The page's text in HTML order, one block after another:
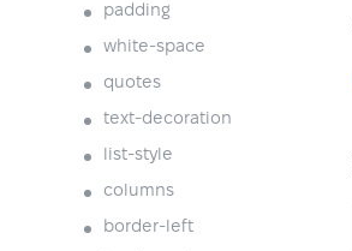
padding
white-space
quotes
text-decoration
list-style
columns
border-left